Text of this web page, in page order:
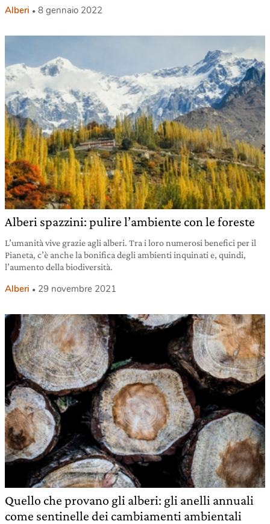
Alberi 8 gennaio 2022
Alberi spazzini: pulire l’ambiente con le foreste
L’umanità vive grazie agli alberi. Tra i loro numerosi benefici per il
Pianeta, c’è anche la bonifica degli ambienti inquinati e, quindi,
l’aumento della biodiversità.
Alberi 29 novembre 2021
Quello che provano gli alberi: gli anelli annuali
come sentinelle dei cambiamenti ambientali